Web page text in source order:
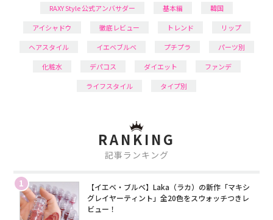
RAXY Style 公式アンバサダー
基本編
韓国
アイシャドウ
徹底レビュー トレンド
リップ
ヘアスタイル
イエベブルベ プチプラ
パーツ別
化粧水
デパコス ダイエット
ファンデ
ライフスタイル
タイプ別
RANKING
記事ランキング
1
【イエベ・ブルベ】Laka（ラカ）の新作「マキシ
グレイヤーティント」全20色をスウォッチつきレ
ビュー！